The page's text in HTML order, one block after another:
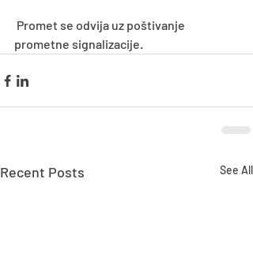
prometne signalizacije.
Recent Posts See All